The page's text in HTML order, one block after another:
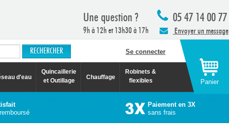
05 47 14 00 77
Envoyer un message
Une question ?
9h à 12h et 13h30 à 17h
Se connecter
d'eau
Quincaillerie
et Outillage
Chauffage
Robinets &
flexibles
Panier
Paiement en 3X
sans frais